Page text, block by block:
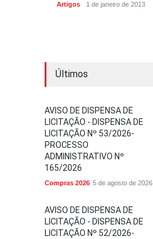
Artigos 1 de janeiro de 2013
Últimos
AVISO DE DISPENSA DE
LICITAÇÃO - DISPENSA DE
LICITAÇÃO Nº 53/2026-
PROCESSO
ADMINISTRATIVO Nº
165/2026
Compras 2026 5 de agosto de 2026
AVISO DE DISPENSA DE
LICITAÇÃO - DISPENSA DE
LICITAÇÃO Nº 52/2026-